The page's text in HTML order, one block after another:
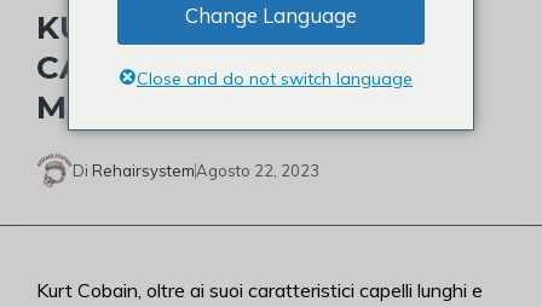
KURT COBAIN CON I
CAPELLI CORTI: 3 LOOK
MIGLIORI
Di RehairsystemAgosto 22, 2023
Kurt Cobain, oltre ai suoi caratteristici capelli lunghi e
Change Language
Close and do not switch language